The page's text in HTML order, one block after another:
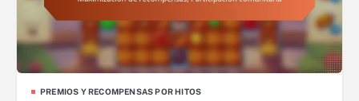
PREMIOS Y RECOMPENSAS POR HITOS